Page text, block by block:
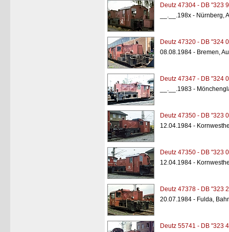
Deutz 47304 - DB "323
__.__.198x - Nürnberg,
Deutz 47320 - DB "324
08.08.1984 - Bremen,
Deutz 47347 - DB "324
__.__.1983 -
Deutz 47350 - DB "323
12.04.1984 -
Deutz 47350 - DB "323
12.04.1984 -
Deutz 47378 - DB "323
20.07.1984 - Fulda,
Deutz 55741 - DB "323